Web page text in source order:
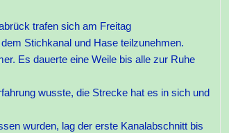
trafen sich am Freitag
Stichkanal und Hase teilzunehmen.
Es dauerte eine Weile bis alle zur Ruhe
wusste, die Strecke hat es in sich und
wurden, lag der erste Kanalabschnitt bis